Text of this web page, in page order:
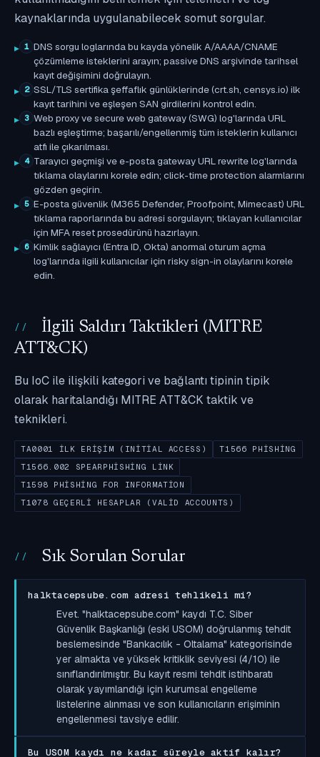
kaynaklarında uygulanabilecek somut sorgular.
1 DNS sorgu loglarında bu kayda yönelik A/AAAA/CNAME
çözümleme isteklerini arayın; passive DNS arşivinde tarihsel
kayıt değişimini doğrulayın.
2 SSL/TLS sertifika şeffaflık günlüklerinde (crt.sh, censys.io) ilk
kayıt tarihini ve eşleşen SAN girdilerini kontrol edin.
3 Web proxy ve secure web gateway (SWG) log'larında URL
bazlı eşleştirme; başarılı/engellenmiş tüm isteklerin kullanıcı
atfı ile çıkarılması.
4 Tarayıcı geçmişi ve e-posta gateway URL rewrite log'larında
tıklama olaylarını korele edin; click-time protection alarmlarını
gözden geçirin.
5 E-posta güvenlik (M365 Defender, Proofpoint, Mimecast) URL
tıklama raporlarında bu adresi sorgulayın; tıklayan kullanıcılar
için MFA reset prosedürünü hazırlayın.
6 Kimlik sağlayıcı (Entra ID, Okta) anormal oturum açma
log'larında ilgili kullanıcılar için risky sign-in olaylarını korele
edin.
İlgili Saldırı Taktikleri (MITRE
ATT&CK)
Bu IoC ile ilişkili kategori ve bağlantı tipinin tipik
olarak haritalandığı MITRE ATT&CK taktik ve
teknikleri.
TA0001 İLK ERIŞIM (INITIAL ACCESS)
T1566 PHISHING
T1566.002 SPEARPHISHING LINK
T1598 PHISHING FOR INFORMATION
T1078 GEÇERLI HESAPLAR (VALID ACCOUNTS)
Sık Sorulan Sorular
halktacepsube.com adresi tehlikeli mi?
Evet. "halktacepsube.com" kaydı T.C. Siber
Güvenlik Başkanlığı (eski USOM) doğrulanmış tehdit
beslemesinde "Bankacılık - Oltalama" kategorisinde
yer almakta ve yüksek kritiklik seviyesi (4/10) ile
sınıflandırılmıştır. Bu kayıt resmi tehdit istihbaratı
olarak yayımlandığı için kurumsal engelleme
listelerine alınması ve son kullanıcıların erişiminin
engellenmesi tavsiye edilir.
Bu USOM kaydı ne kadar süreyle aktif kalır?